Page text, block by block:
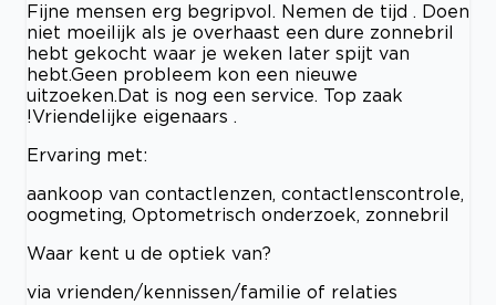
Fijne mensen erg begripvol. Nemen de tijd . Doen
niet moeilijk als je overhaast een dure zonnebril
hebt gekocht waar je weken later spijt van
hebt.Geen probleem kon een nieuwe
uitzoeken.Dat is nog een service. Top zaak
!Vriendelijke eigenaars .
Ervaring met:
aankoop van contactlenzen, contactlenscontrole,
oogmeting, Optometrisch onderzoek, zonnebril
Waar kent u de optiek van?
via vrienden/kennissen/familie of relaties